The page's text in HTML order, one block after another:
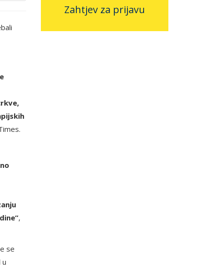
,
se
u
Zahtjev za prijavu